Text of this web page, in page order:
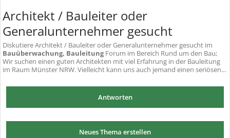
Architekt / Bauleiter oder
Generalunternehmer gesucht
DiskutiereArchitekt / Bauleiter oder Generalunternehmer gesucht im
Bauüberwachung, Bauleitung Forum im Bereich Rund um den Bau;
Wir suchen einen guten Architekten mit viel Erfahrung in der Bauleitung
im Raum Münster NRW. Vielleicht kann uns auch jemand einen seriösen...
Antworten
Neues Thema erstellen